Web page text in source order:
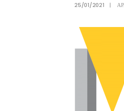
25/01/2021 |